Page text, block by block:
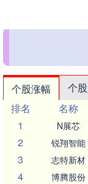
个股涨幅 个
排名
名称
1
N展芯
2 锐翔智能
3 志特新材
4 博腾股份